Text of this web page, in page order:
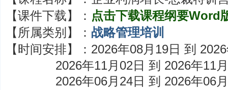
【课件下载】： 点击下载课程纲要Word
【所属类别】： 战略管理培训
【时间安排】： 2026年08月19日 到
2026年11月02日 到 2026年11
2026年06月24日 到 2026年06